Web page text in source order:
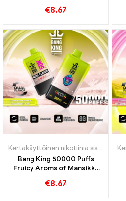
makuja
€8.67
Kertakäyttöinen nikotiinia sisältävä sähkötupakka
Bang King 50000 Puffs
Fruicy Aroms of Mansikka
intensiivisen
€8.67